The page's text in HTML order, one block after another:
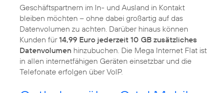
Geschäftspartnern im In- und Ausland in Kontakt
bleiben möchten – ohne dabei großartig auf das
Datenvolumen zu achten. Darüber hinaus können
Kunden für14,99 Euro jederzeit 10 GB zusätzliches
Datenvolumen hinzubuchen. Die Mega Internet Flat ist
in allen internetfähigen Geräten einsetzbar und die
Telefonate erfolgen über VoIP.